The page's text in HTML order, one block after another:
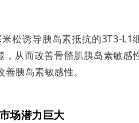
松诱导胰岛素抵抗的3T3-L1
从而改善骨骼肌胰岛素敏
胰岛素敏感性。
场潜力巨大